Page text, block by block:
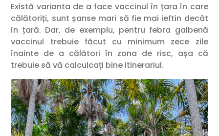
Există varianta de a face vaccinul în țara în care
călătoriți, sunt șanse mari să fie mai ieftin decât
în țară. Dar, de exemplu, pentru febra galbenă
vaccinul trebuie făcut cu minimum zece zile
înainte de a călători în zona de risc, așa că
trebuie să vă calculcați bine itinerariul.